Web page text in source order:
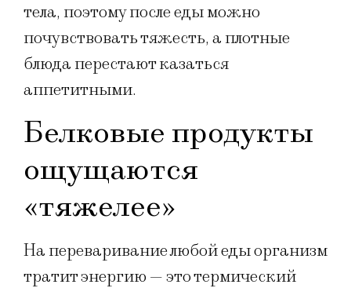
тела, поэтому после еды можно
почувствовать тяжесть, а плотные
блюда перестают казаться
аппетитными.
Белковые продукты
ощущаются
«тяжелее»
На переваривание любой еды организм
тратит энергию — это термический